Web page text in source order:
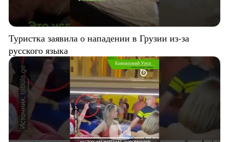
Туристка заявила о нападении в Грузии из-за
русского языка